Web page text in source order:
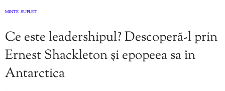
MINTE SUFLET
Ce este leadershipul? Descoperă-l prin
Ernest Shackleton și epopeea sa în
Antarctica